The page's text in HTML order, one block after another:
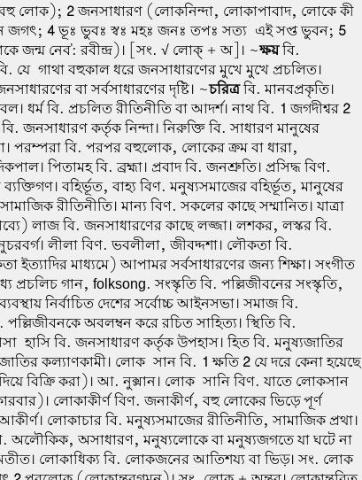
লোক); 2জনসাধারণ (লোকনিন্দা, লোকাপাবাদ, লোকে কী
জগৎ; 4ভূঃ ভুবঃ স্বঃ মহঃ জনঃ তপঃ সত্য-এই সপ্ত ভুবন; 5
নেব': রবীন্দ্র)। [সং. √ লোক্ + অ]। ~ক্ষয়বি.
যে-গাথা বহুকাল ধরে জনসাধারণের মুখে মুখে প্রচলিত।
বা সর্বসাধারণের দৃষ্টি। ~চরিত্রবি. মানবপ্রকৃতি।
ধর্ম বি. প্রচলিত রীতিনীতি বা আদর্শ। নাথ বি. 1 জগদীশ্বর 2
জনসাধারণ কর্তৃক নিন্দা। নিরুক্তি বি. সাধারণ মানুষের
পরম্পরা বি. পরপর বহুলোক, লোকের ক্রম বা ধারা,
পিতামহ বি. ব্রহ্মা। প্রবাদ বি. জনশ্রুতি। প্রসিদ্ধ বিণ.
বহির্ভূত, বাহ্য বিণ. মনুষ্যসমাজের বহির্ভূত, মানুষের
রীতিনীতি। মান্য বিণ. সকলের কাছে সম্মানিত। যাত্রা
লাজ বি. জনসাধারণের কাছে লজ্জা। লশকর, লস্কর বি.
লীলা বিণ. ভবলীলা, জীবদ্দশা। লৌকতা বি.
ইত্যাদির মাধ্যমে) আপামর সর্বসাধারণের জন্য শিক্ষা। সংগীত
প্রচলিচ গান, folksong. সংস্কৃতি বি. পল্লিজীবনের সংস্কৃতি,
নির্বাচিত দেশের সর্বোচ্চ আইনসভা। সমাজ বি.
অবলম্বন করে রচিত সাহিত্য। স্থিতি বি.
হাসি বি. জনসাধারণ কর্তৃক উপহাস। হিত বি. মনুষ্যজাতির
কল্যাণকামী। লোক-সান বি. 1 ক্ষতি2যে দরে কেনা হয়েছে
বিক্রি করা)। আ. নুক্সান। লোক-সানি বিণ. যাতে লোকসান
লোকাকীর্ণ বিণ. জনাকীর্ণ, বহু লোকের ভিড়ে পূর্ণ
লোকাচার বি. মনুষ্যসমাজের রীতিনীতি, সামাজিক প্রথা।
অসাধারণ, মনুষ্যলোকে বা মনুষ্যজগতে যা ঘটে না
লোকাধিক্য বি. লোকজনের আতিশয্য বা ভিড়। সং. লোক